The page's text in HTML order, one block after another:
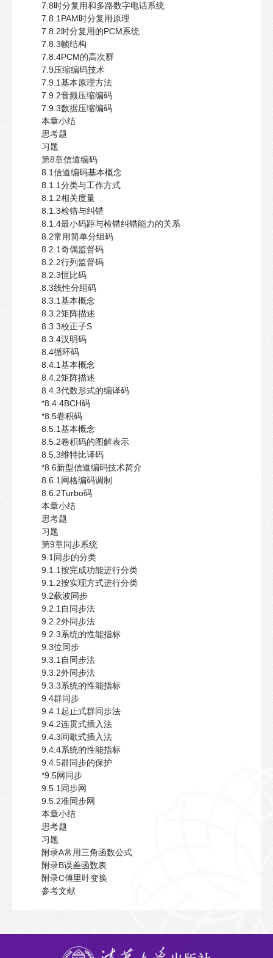
7.8时分复用和多路数字电话系统
7.8.1PAM时分复用原理
7.8.2时分复用的PCM系统
7.8.3帧结构
7.8.4PCM的高次群
7.9压缩编码技术
7.9.1基本原理方法
7.9.2音频压缩编码
7.9.3数据压缩编码
本章小结
思考题
习题
第8章信道编码
8.1信道编码基本概念
8.1.1分类与工作方式
8.1.2相关度量
8.1.3检错与纠错
8.1.4最小码距与检错纠错能力的关系
8.2常用简单分组码
8.2.1奇偶监督码
8.2.2行列监督码
8.2.3恒比码
8.3线性分组码
8.3.1基本概念
8.3.2矩阵描述
8.3.3校正子S
8.3.4汉明码
8.4循环码
8.4.1基本概念
8.4.2矩阵描述
8.4.3代数形式的编译码
*8.4.4BCH码
*8.5卷积码
8.5.1基本概念
8.5.2卷积码的图解表示
8.5.3维特比译码
*8.6新型信道编码技术简介
8.6.1网格编码调制
8.6.2Turbo码
本章小结
思考题
习题
第9章同步系统
9.1同步的分类
9.1.1按完成功能进行分类
9.1.2按实现方式进行分类
9.2载波同步
9.2.1自同步法
9.2.2外同步法
9.2.3系统的性能指标
9.3位同步
9.3.1自同步法
9.3.2外同步法
9.3.3系统的性能指标
9.4群同步
9.4.1起止式群同步法
9.4.2连贯式插入法
9.4.3间歇式插入法
9.4.4系统的性能指标
9.4.5群同步的保护
*9.5网同步
9.5.1同步网
9.5.2准同步网
本章小结
思考题
习题
附录A常用三角函数公式
附录B误差函数表
附录C傅里叶变换
参考文献